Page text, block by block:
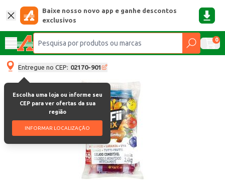
Baixe nosso novo app e ganhe descontos
exclusivos
0
Entregue no CEP: 02170-901
Escolha uma loja ou informe seu
CEP para ver ofertas da sua
região
INFORMAR LOCALIZAÇÃO